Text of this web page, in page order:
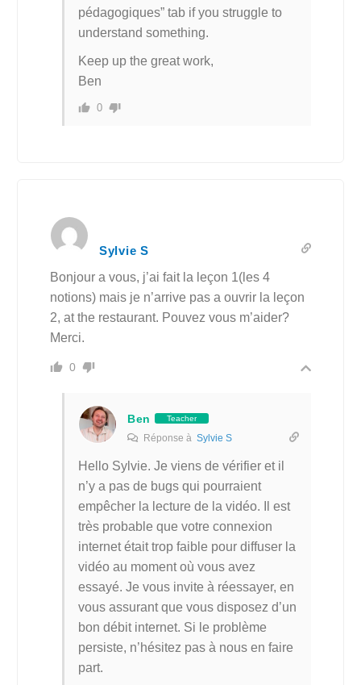
pédagogiques” tab if you struggle to
understand something.
Keep up the great work,
Ben
0
Sylvie S
Bonjour a vous, j’ai fait la leçon 1(les 4
notions) mais je n’arrive pas a ouvrir la leçon
2, at the restaurant. Pouvez vous m’aider?
Merci.
0
Ben Teacher
Réponse à Sylvie S
Hello Sylvie. Je viens de vérifier et il
n’y a pas de bugs qui pourraient
empêcher la lecture de la vidéo. Il est
très probable que votre connexion
internet était trop faible pour diffuser la
vidéo au moment où vous avez
essayé. Je vous invite à réessayer, en
vous assurant que vous disposez d’un
bon débit internet. Si le problème
persiste, n’hésitez pas à nous en faire
part.